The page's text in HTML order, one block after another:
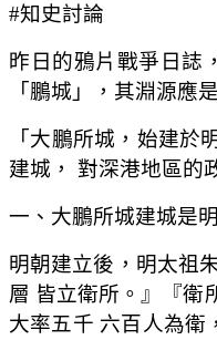
#知史討論
昨日的鴉片戰爭日誌
「鵬城」，其淵源
「大鵬所城，始建
建城， 對深港地區的
一、大鵬所城建城是
明朝建立後，明太祖
層 皆立衛所。』『衛
大率五千 六百人為衛